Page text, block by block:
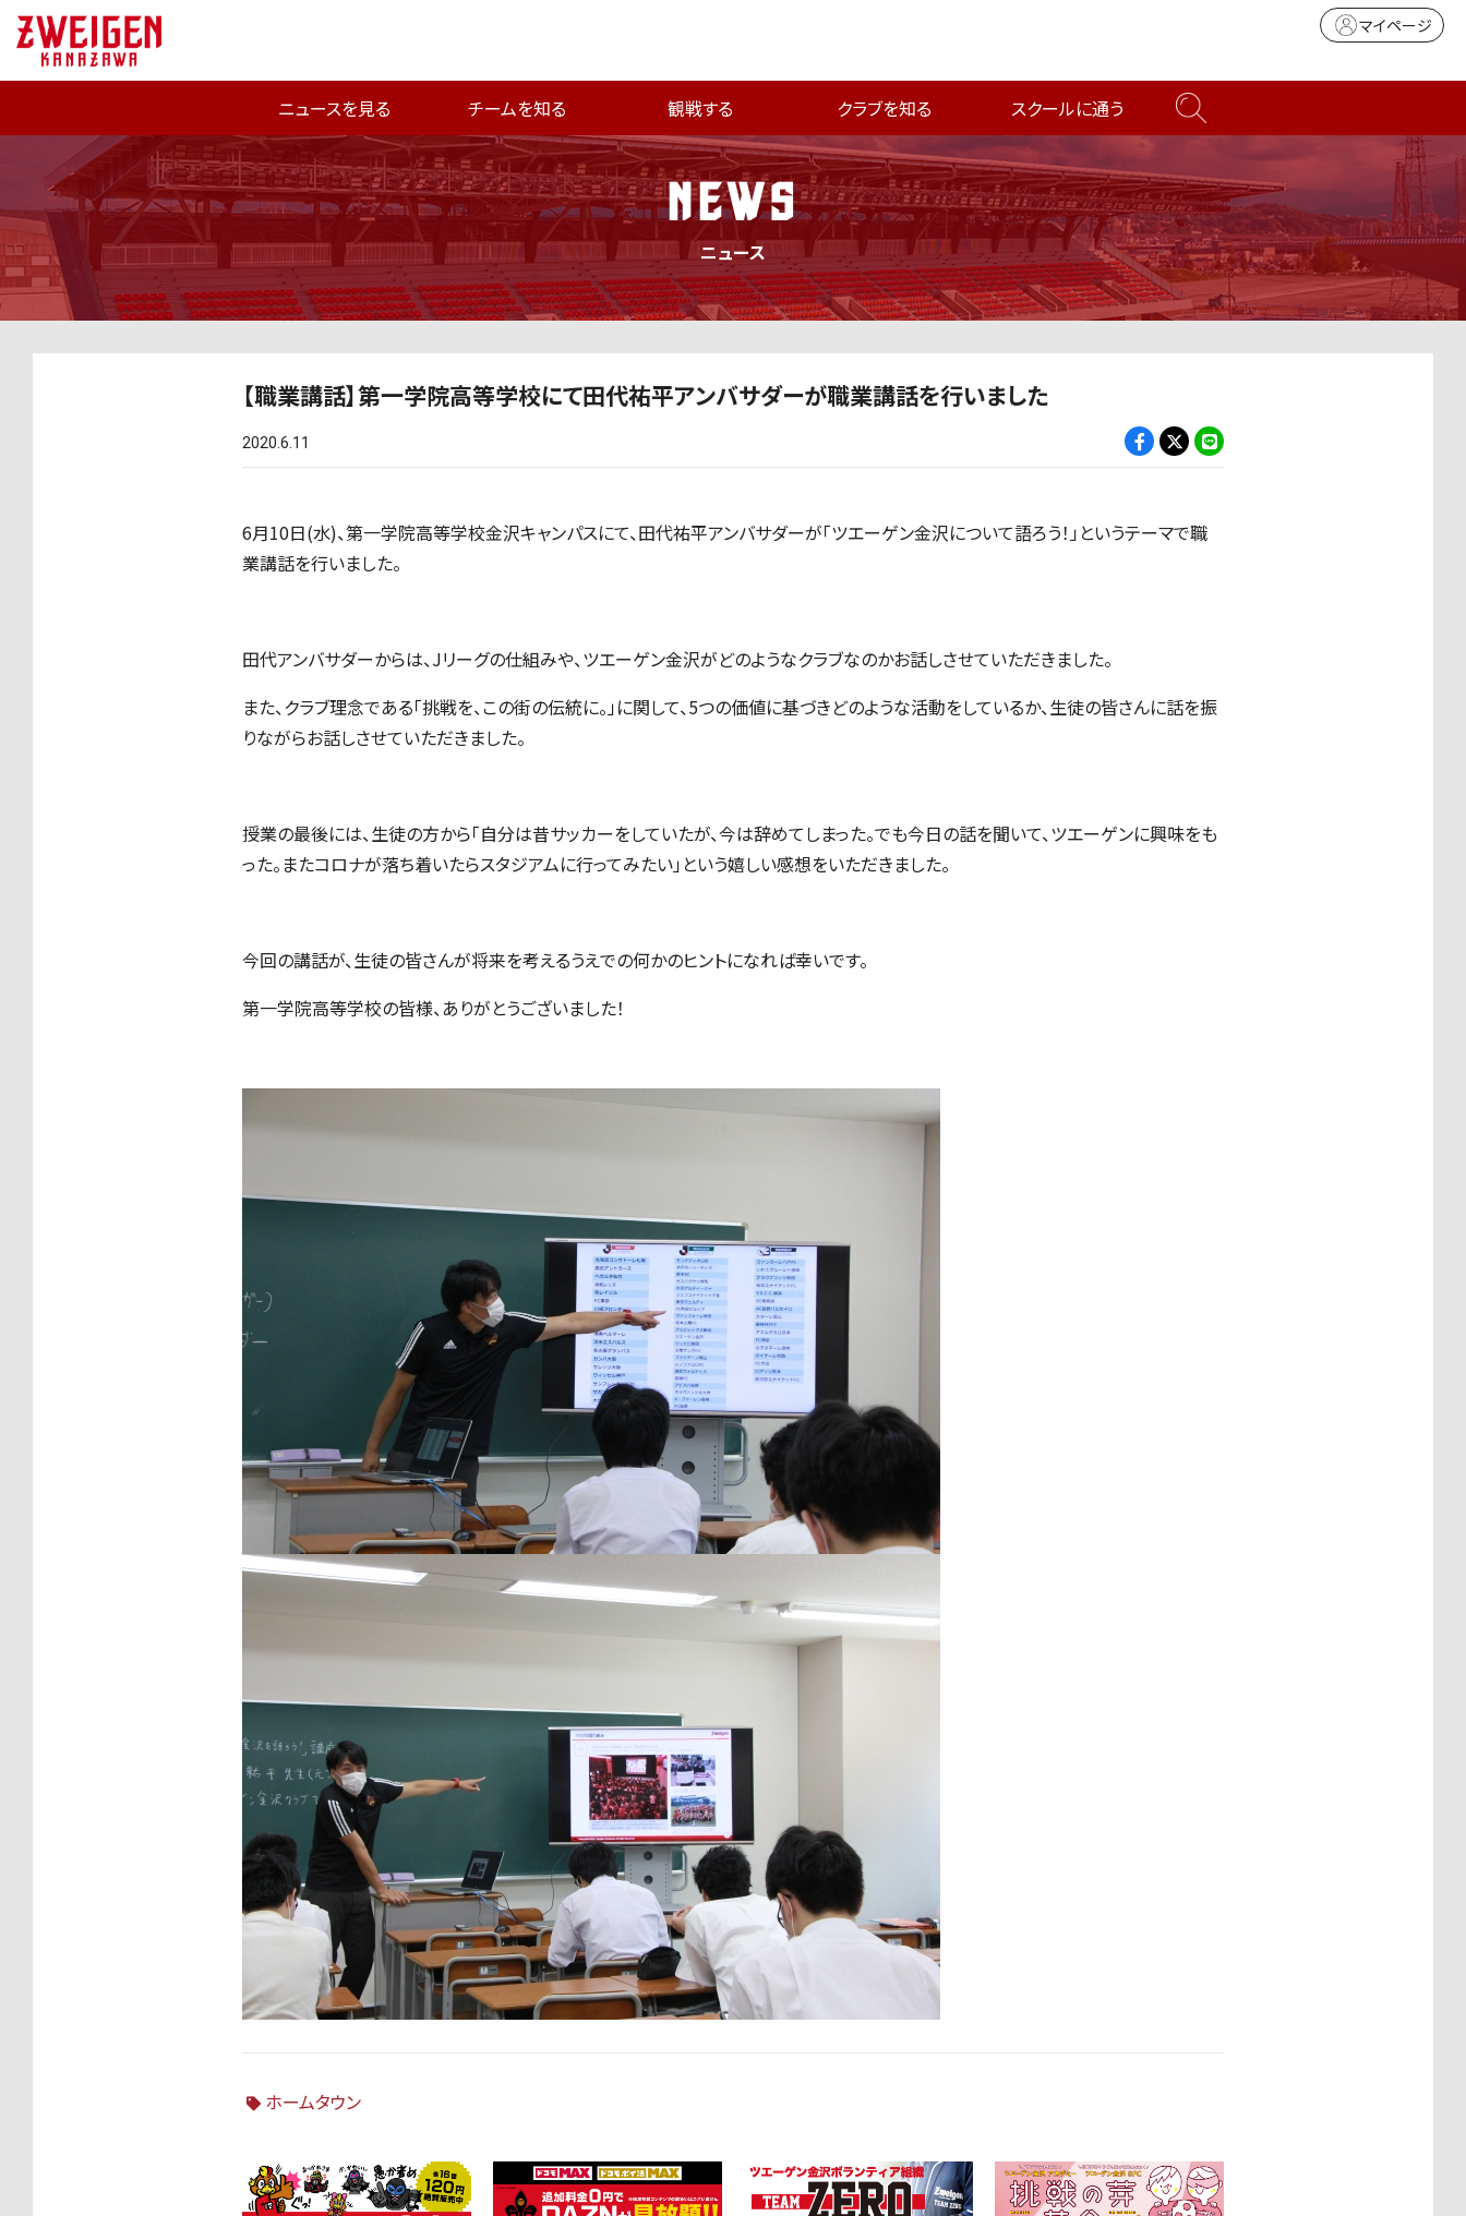
マイページ
ニュースを見る チームを知る 観戦する クラブを知る スクールに通う
NEWS
ニュース
【職業講話】第一学院高等学校にて田代祐平アンバサダーが職業講話を行いました
2020.6.11
6月10日(水)、第一学院高等学校金沢キャンパスにて、田代祐平アンバサダーが「ツエーゲン金沢について語ろう！」というテーマで職
業講話を行いました。
田代アンバサダーからは、Jリーグの仕組みや、ツエーゲン金沢がどのようなクラブなのかお話しさせていただきました。
また、クラブ理念である「挑戦を、この街の伝統に。」に関して、5つの価値に基づきどのような活動をしているか、生徒の皆さんに話を振
りながらお話しさせていただきました。
授業の最後には、生徒の方から「自分は昔サッカーをしていたが、今は辞めてしまった。でも今日の話を聞いて、ツエーゲンに興味をも
った。またコロナが落ち着いたらスタジアムに行ってみたい」という嬉しい感想をいただきました。
今回の講話が、生徒の皆さんが将来を考えるうえでの何かのヒントになれば幸いです。
第一学院高等学校の皆様、ありがとうございました！
ホームタウン